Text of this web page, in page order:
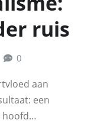
ruis
0
aan
een
hoofd…